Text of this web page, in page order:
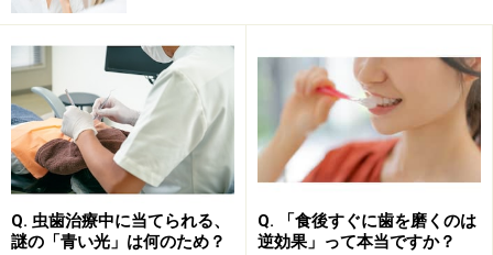
小臼歯部（犬歯の後ろにある小さな奥歯の２本）。上下
左右に2本ずつ存在するため口の中で合計8本の部分のか
ぶせものが対応します。。
■単独の冠のみ
インレー（歯の中に埋め込むもの）やブリッジ（歯のな
て作るかぶせもの）の場合には使用できません。歯をか
Q. 虫歯治療中に当てられる、
謎の「青い光」は何のため？
Q. 「食後すぐに歯を磨くのは
逆効果」って本当ですか？